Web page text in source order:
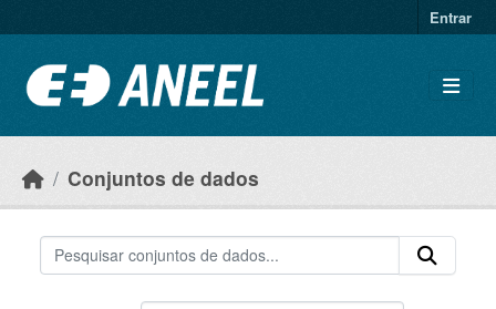
Entrar
Conjuntos de dados